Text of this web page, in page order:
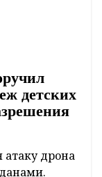
детских
атаку дрона